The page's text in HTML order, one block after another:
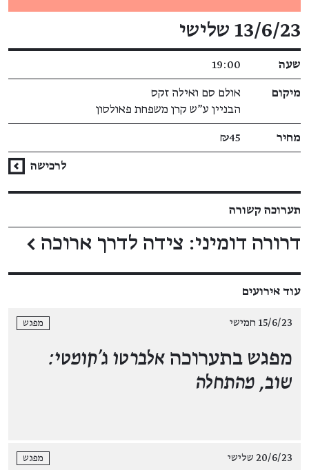
13/6/23 שלישי
שעה 19:00
מיקום
אולם סם ואילה זקס
הבניין ע"ש קרן משפחת פאולסון
מחיר ₪45
לרכישה
תערוכה קשורה
דרורה דומיני: צידה לדרך ארוכה ←
עוד אירועים
15/6/23 חמישי מפגש
מפגש בתערוכה אלברטו ג'קומטי:
שוב, מהתחלה
20/6/23 שלישי מפגש